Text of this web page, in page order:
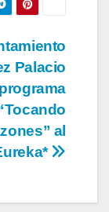
Palacio
al